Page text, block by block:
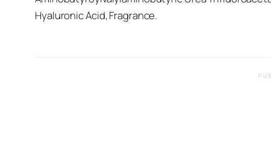
Hyaluronic Acid, Fragrance.